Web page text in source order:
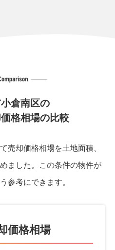
倉南区の
格相場の比較
売却価格相場を土地面積、
ました。 この条件の物件が
参考にできます。
価格相場